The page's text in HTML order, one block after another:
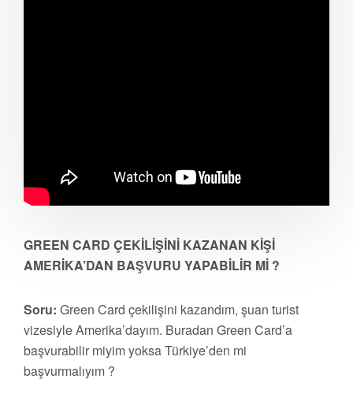
GREEN CARD ÇEKİLİŞİNİ KAZANAN KİŞİ
AMERİKA’DAN BAŞVURU YAPABİLİR Mİ ?
Soru: Green Card çekilişini kazandım, şuan turist
vizesiyle Amerika’dayım. Buradan Green Card’a
başvurabilir miyim yoksa Türkiye’den mi
başvurmalıyım ?